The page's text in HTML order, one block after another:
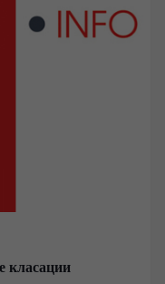
класации